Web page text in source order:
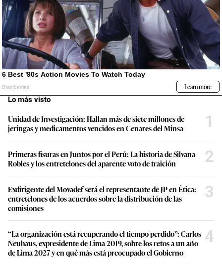
Lo más visto
Unidad de Investigación: Hallan más de siete millones de
jeringas y medicamentos vencidos en Cenares del Minsa
1
Primeras fisuras en Juntos por el Perú: La historia de Silvana
Robles y los entretelones del aparente voto de traición
2
Exdirigente del Movadef será el representante de JP en Ética:
entretelones de los acuerdos sobre la distribución de las
comisiones
3
“La organización está recuperando el tiempo perdido”: Carlos
Neuhaus, expresidente de Lima 2019, sobre los retos a un año
de Lima 2027 y en qué más está preocupado el Gobierno
4